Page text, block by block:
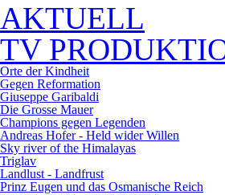
AKTUELL
TV
Orte der Kindheit
Gegen Reformation
Giuseppe Garibaldi
Die Grosse Mauer
Champions gegen Legenden
Andreas Hofer - Held wider Willen
Sky river of the Himalayas
Triglav
Landlust - Landfrust
Prinz Eugen und das Osmanische Reich